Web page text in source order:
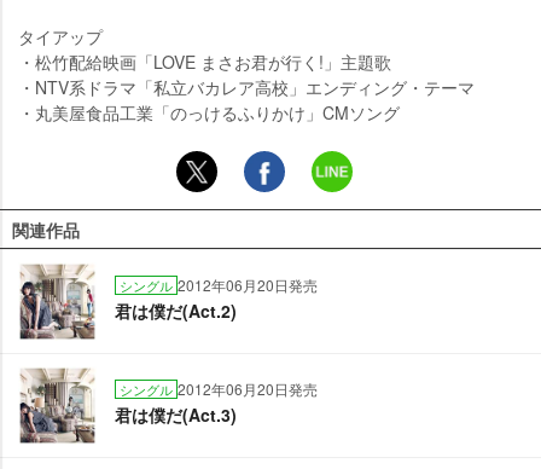
タイアップ
・松竹配給映画「LOVE まさお君が行く!」主題歌
・NTV系ドラマ「私立バカレア高校」エンディング・テーマ
・丸美屋食品工業「のっけるふりかけ」CMソング
関連作品
シングル 2012年06月20日発売
君は僕だ(Act.2)
シングル 2012年06月20日発売
君は僕だ(Act.3)